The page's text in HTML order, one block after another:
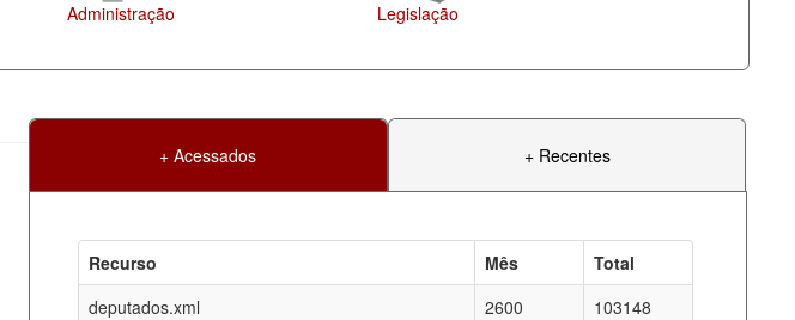
Legislação
+ Acessados + Recentes
Recurso Mês
Total
deputados.xml
2600
103148